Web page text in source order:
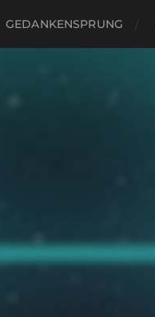
GEDANKENSPRUNG